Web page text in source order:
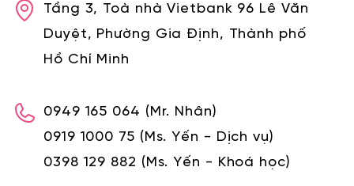
Tầng 3, Toà nhà Vietbank 96 Lê Văn
Duyệt, Phường Gia Định, Thành phố
Hồ Chí Minh
0949 165 064 (Mr. Nhân)
0919 1000 75 (Ms. Yến - Dịch vụ)
0398 129 882 (Ms. Yến - Khoá học)